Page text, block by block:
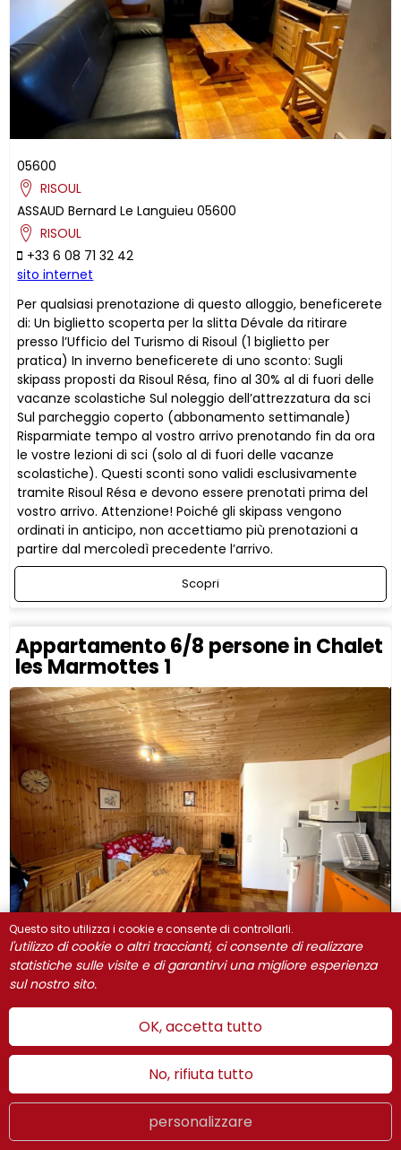
LIVE IT
05600
RISOUL
ASSAUD Bernard Le Languieu 05600
RISOUL
+33 6 08 71 32 42
sito internet
Per qualsiasi prenotazione di questo alloggio, beneficerete
di: Un biglietto scoperta per la slitta Dévale da ritirare
presso l’Ufficio del Turismo di Risoul (1 biglietto per
pratica) In inverno beneficerete di uno sconto: Sugli
skipass proposti da Risoul Résa, fino al 30% al di fuori delle
vacanze scolastiche Sul noleggio dell’attrezzatura da sci
Sul parcheggio coperto (abbonamento settimanale)
Risparmiate tempo al vostro arrivo prenotando fin da ora
le vostre lezioni di sci (solo al di fuori delle vacanze
scolastiche). Questi sconti sono validi esclusivamente
tramite Risoul Résa e devono essere prenotati prima del
vostro arrivo. Attenzione! Poiché gli skipass vengono
ordinati in anticipo, non accettiamo più prenotazioni a
partire dal mercoledì precedente l’arrivo.
Scopri
Appartamento 6/8 persone in Chalet
les Marmottes 1
Chalet les marmottes 1 05600
RISOUL
ASSAUD Bernard Le Languieu 05600
+33 6 08 71 32 42
Per qualsiasi prenotazione di questo alloggio, beneficerete
di: Un biglietto scoperta per la slitta Dévale da ritirare
presso l’Ufficio del Turismo di Risoul (1 biglietto per
Questo sito utilizza i cookie e consente di controllarli.
l'utilizzo di cookie o altri traccianti, ci consente di realizzare
statistiche sulle visite e di garantirvi una migliore esperienza
sul nostro sito.
OK, accetta tutto
No, rifiuta tutto
personalizzare